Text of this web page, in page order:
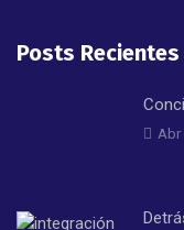
Posts Recientes